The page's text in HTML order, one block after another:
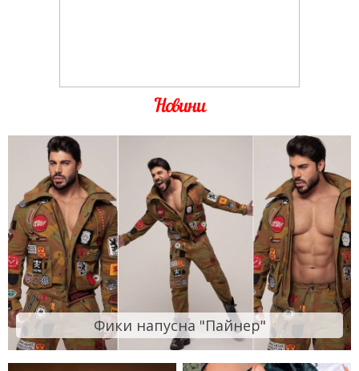
Новини
Фики напусна "Пайнер"